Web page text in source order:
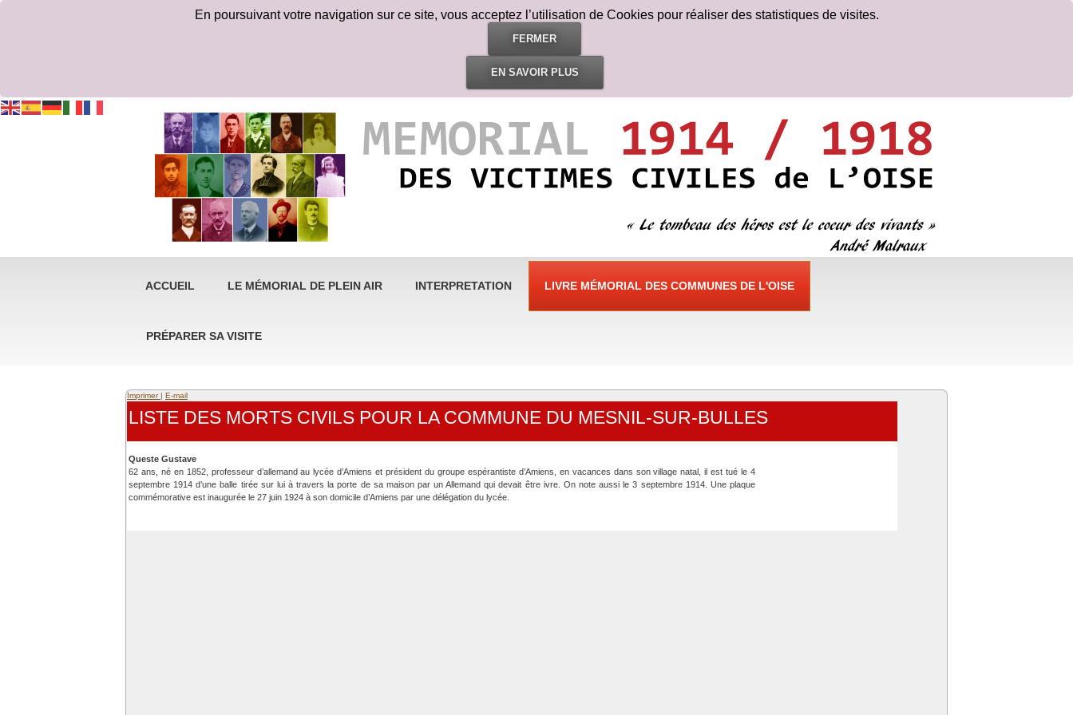
En poursuivant votre navigation sur ce site, vous acceptez l’utilisation de Cookies pour réaliser des statistiques de visites.
FERMER
EN SAVOIR PLUS
ACCUEIL LE MÉMORIAL DE PLEIN AIR INTERPRETATION LIVRE MÉMORIAL DES COMMUNES DE L'OISE
PRÉPARER SA VISITE
Imprimer | E-mail
LISTE DES MORTS CIVILS POUR LA COMMUNE DU MESNIL-SUR-BULLES
Queste Gustave
62 ans, né en 1852, professeur d’allemand au lycée d’Amiens et président du groupe espérantiste d’Amiens, en vacances dans son village natal, il est tué le 4
septembre 1914 d’une balle tirée sur lui à travers la porte de sa maison par un Allemand qui devait être ivre. On note aussi le 3 septembre 1914. Une plaque
commémorative est inaugurée le 27 juin 1924 à son domicile d’Amiens par une délégation du lycée.